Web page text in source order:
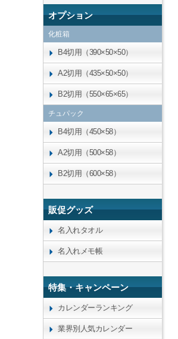
オプション
化粧箱
B4切用（390×50×50）
A2切用（435×50×50）
B2切用（550×65×65）
チュパック
B4切用（450×58）
A2切用（500×58）
B2切用（600×58）
販促グッズ
名入れタオル
名入れメモ帳
特集・キャンペーン
カレンダーランキング
業界別人気カレンダー